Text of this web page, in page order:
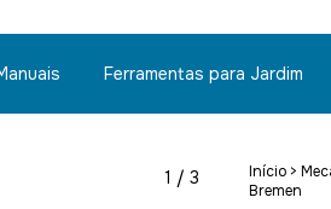
Ferramentas para Jardim
1 / 3 Início >
Bremen